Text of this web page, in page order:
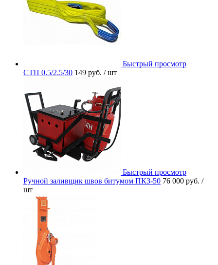
Быстрый просмотр
СТП 0.5/2.5/30 149 руб. / шт
Быстрый просмотр
Ручной заливщик швов битумом ПКЗ-50 76 000 руб. /
шт